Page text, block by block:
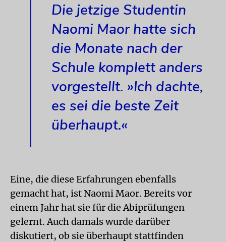
Die jetzige Studentin
Naomi Maor hatte sich
die Monate nach der
Schule komplett anders
vorgestellt. »Ich dachte,
es sei die beste Zeit
überhaupt.«
Eine, die diese Erfahrungen ebenfalls
gemacht hat, ist Naomi Maor. Bereits vor
einem Jahr hat sie für die Abiprüfungen
gelernt. Auch damals wurde darüber
diskutiert, ob sie überhaupt stattfinden